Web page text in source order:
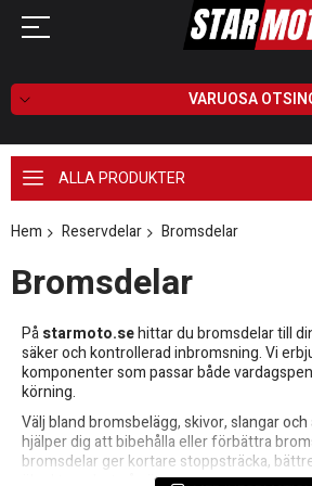
VARUOSA
ALLA PRODUKTER
Hem Reservdelar Bromsdelar
Bromsdelar
Påstarmoto.sehittar du bromsdelar till
säker och kontrollerad inbromsning. Vi
komponenter som passar både
körning.
Välj bland bromsbelägg, skivor, slangar
hjälper dig att bibehålla eller förbättra
bromsdelar ger kortare stoppsträcka,
ökad trygghet på vägen.